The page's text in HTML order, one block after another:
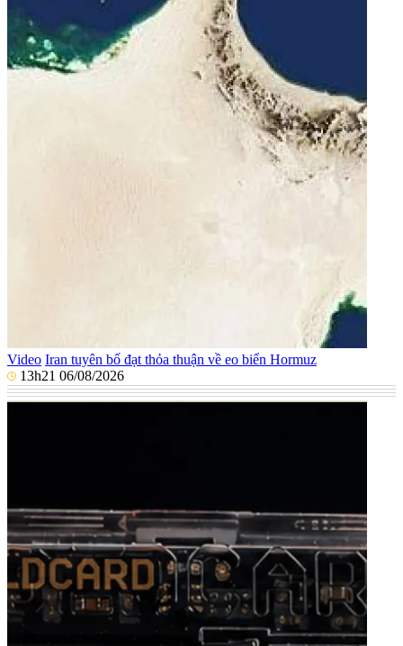
Video Iran tuyên bố đạt thỏa thuận về eo biển Hormuz
13h21 06/08/2026